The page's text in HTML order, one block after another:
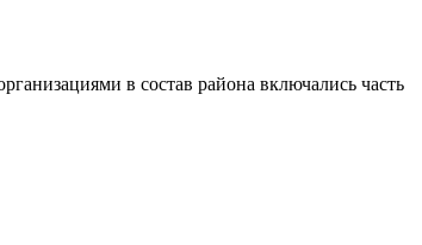
в состав района включались часть